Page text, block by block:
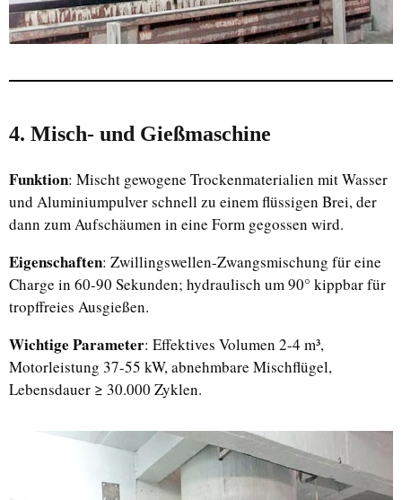
4. Misch- und Gießmaschine
Funktion: Mischt gewogene Trockenmaterialien mit Wasser
und Aluminiumpulver schnell zu einem flüssigen Brei, der
dann zum Aufschäumen in eine Form gegossen wird.
Eigenschaften: Zwillingswellen-Zwangsmischung für eine
Charge in 60-90 Sekunden; hydraulisch um 90° kippbar für
tropffreies Ausgießen.
Wichtige Parameter: Effektives Volumen 2-4 m³,
Motorleistung 37-55 kW, abnehmbare Mischflügel,
Lebensdauer ≥ 30.000 Zyklen.